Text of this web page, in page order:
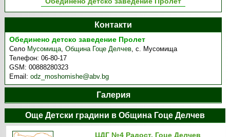
Контакти
Обединено детско заведение Пролет
Село Мусомища,Община Гоце Делчев,с. Мусомища
Телефон:06-80-17
GSM:00888280323
Email:odz_moshomishe@abv.bg
Галерия
Още Детски градини в Община Гоце Делчев
ЦДГ №4 Радост, Гоце Делчев